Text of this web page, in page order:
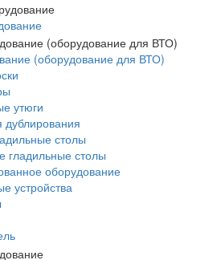
(оборудование для ВТО)
утюги
дублирования
столы
гладильные столы
оборудование
устройства